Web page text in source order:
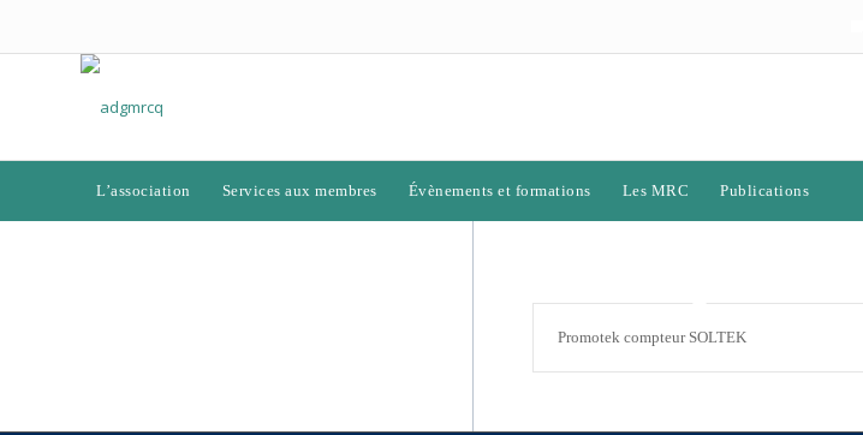
L’association Services aux membres Évènements et formations Les MRC Publications
Promotek compteur SOLTEK